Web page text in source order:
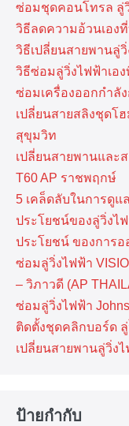
ซ่อมชุดคอนโทรล ลู่
วิธีลดความอ้วนเอง
วิธีเปลี่ยนสายพานลู่
วิธีซ่อมลู่วิ่งไฟฟ้าเอ
ซ่อมเครื่องออกกำลั
เปลี่ยนสายสลิงชุดโ
สุขุมวิท
เปลี่ยนสายพานและ
T60 AP ราชพฤกษ์
5 เคล็ดลับในการดู
ประโยชน์ของลู่วิ่งไ
ประโยชน์ ของการอ
ซ่อมลู่วิ่งไฟฟ้า
– วิภาวดี (AP
ซ่อมลู่วิ่งไฟฟ้า
ติดตั้งชุดคลิกบอร์ด ลู่
เปลี่ยนสายพานลู่วิ่ง
ป้ายกำกับ